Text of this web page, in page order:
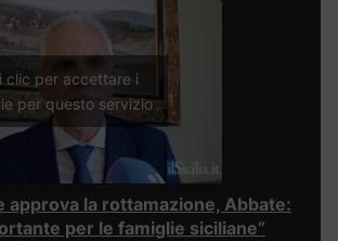
clic per accettare i
per questo servizio
approva la rottamazione, Abbate:
per le famiglie siciliane”